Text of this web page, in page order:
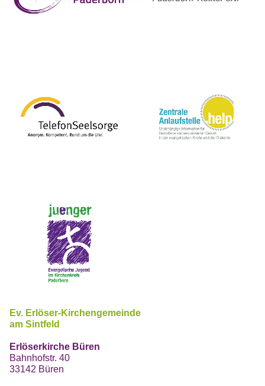
Ev. Erlöser-Kirchengemeinde
am Sintfeld
Erlöserkirche Büren
Bahnhofstr. 40
33142 Büren